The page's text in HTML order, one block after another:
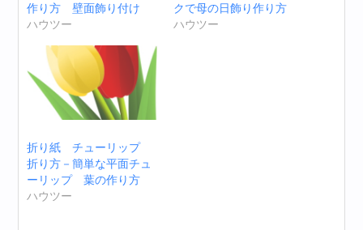
作り方 壁面飾り付け
ハウツー
クで母の日飾り作り方
ハウツー
折り紙 チューリップ
折り方－簡単な平面チュ
ーリップ 葉の作り方
ハウツー